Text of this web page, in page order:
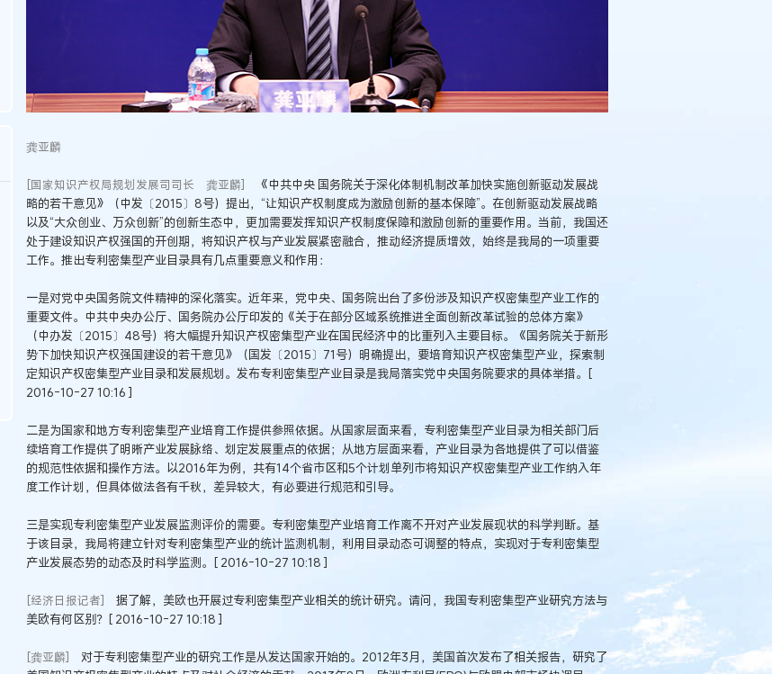
龚亚麟
[国家知识产权局规划发展司司长 龚亚麟]
《中共中央 国务院关于深化体制机制改革加快实施创新驱动发展战
略的若干意见》（中发〔2015〕8号）提出，“让知识产权制度成为激励创新的基本保障”。在创新驱动发展战略
以及“大众创业、万众创新”的创新生态中，更加需要发挥知识产权制度保障和激励创新的重要作用。当前，我国还
处于建设知识产权强国的开创期，将知识产权与产业发展紧密融合，推动经济提质增效，始终是我局的一项重要
工作。推出专利密集型产业目录具有几点重要意义和作用：
一是对党中央国务院文件精神的深化落实。近年来，党中央、国务院出台了多份涉及知识产权密集型产业工作的
重要文件。中共中央办公厅、国务院办公厅印发的《关于在部分区域系统推进全面创新改革试验的总体方案》
（中办发〔2015〕48号）将大幅提升知识产权密集型产业在国民经济中的比重列入主要目标。《国务院关于新形
势下加快知识产权强国建设的若干意见》（国发〔2015〕71号）明确提出，要培育知识产权密集型产业，探索制
定知识产权密集型产业目录和发展规划。发布专利密集型产业目录是我局落实党中央国务院要求的具体举措。[
2016-10-27 10:16 ]
二是为国家和地方专利密集型产业培育工作提供参照依据。从国家层面来看，专利密集型产业目录为相关部门后
续培育工作提供了明晰产业发展脉络、划定发展重点的依据；从地方层面来看，产业目录为各地提供了可以借鉴
的规范性依据和操作方法。以2016年为例，共有14个省市区和5个计划单列市将知识产权密集型产业工作纳入年
度工作计划，但具体做法各有千秋，差异较大，有必要进行规范和引导。
三是实现专利密集型产业发展监测评价的需要。专利密集型产业培育工作离不开对产业发展现状的科学判断。基
于该目录，我局将建立针对专利密集型产业的统计监测机制，利用目录动态可调整的特点，实现对于专利密集型
产业发展态势的动态及时科学监测。[ 2016-10-27 10:18 ]
[经济日报记者]
据了解，美欧也开展过专利密集型产业相关的统计研究。请问，我国专利密集型产业研究方法与
美欧有何区别？[ 2016-10-27 10:18 ]
[龚亚麟] 对于专利密集型产业的研究工作是从发达国家开始的。2012年3月，美国首次发布了相关报告，研究了